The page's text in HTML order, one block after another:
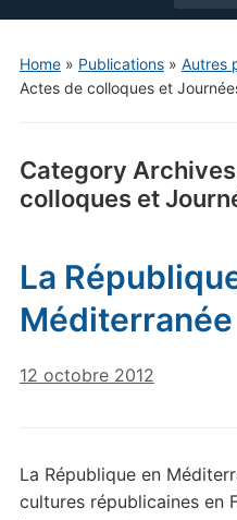
Home» Publications» Autres
Actes de colloques et
Category
colloques et
La
Méditerranée
12 octobre 2012
La République en
cultures républicaines en